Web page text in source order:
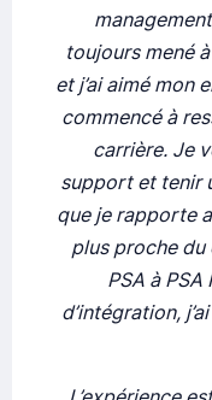
toujours mené
et j’ai aimé mon
commencé à
carrière. Je
support et tenir
que je rapporte
plus proche du
PSA à
d’intégration,